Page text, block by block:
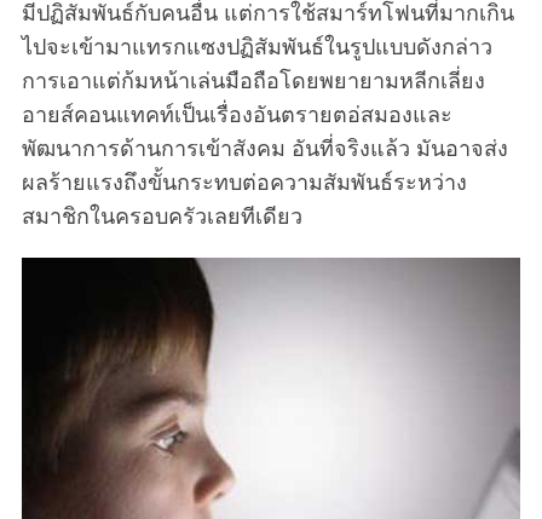
มีปฏิสัมพันธ์กับคนอื่น แต่การใช้สมาร์ทโฟนที่มากเกิน
ไปจะเข้ามาแทรกแซงปฏิสัมพันธ์ในรูปแบบดังกล่าว
การเอาแต่ก้มหน้าเล่นมือถือโดยพยายามหลีกเลี่ยง
อายส์คอนแทคท์เป็นเรื่องอันตรายตอ่สมองและ
พัฒนาการด้านการเข้าสังคม อันที่จริงแล้ว มันอาจส่ง
ผลร้ายแรงถึงขั้นกระทบต่อความสัมพันธ์ระหว่าง
สมาชิกในครอบครัวเลยทีเดียว
r
c
o
r
: